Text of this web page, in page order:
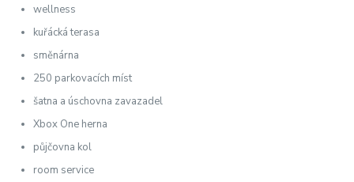
wellness
kuřácká terasa
směnárna
250 parkovacích míst
šatna a úschovna zavazadel
Xbox One herna
půjčovna kol
room service